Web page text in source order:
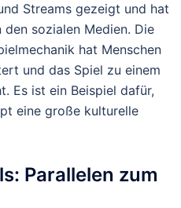
Streams gezeigt und hat
sozialen Medien. Die
hat Menschen
und das Spiel zu einem
Es ist ein Beispiel dafür,
eine große kulturelle
Parallelen zum